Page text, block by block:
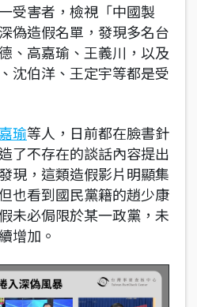
受害者，檢視「中國製
偽造假名單，發現多名台
、高嘉瑜、王義川，以及
沈伯洋、王定宇等都是受
瑜等人，日前都在臉書針
了不存在的談話內容提出
現，這類造假影片明顯集
也看到國民黨籍的趙少康
未必侷限於某一政黨，未
增加。